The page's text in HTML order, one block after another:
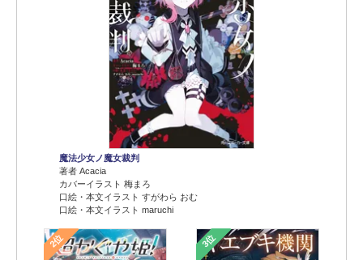
魔法少女ノ魔女裁判
著者 Acacia
カバーイラスト 梅まろ
口絵・本文イラスト すがわら おむ
口絵・本文イラスト maruchi
2位 3位